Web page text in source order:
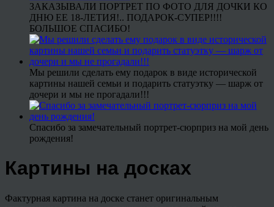
ЗАКАЗЫВАЛИ ПОРТРЕТ ПО ФОТО ДЛЯ ДОЧКИ КО
ДНЮ ЕЕ 18-ЛЕТИЯ!.. ПОДАРОК-СУПЕР!!!!
БОЛЬШОЕ СПАСИБО!
Мы решили сделать ему подарок в виде исторической
картины нашей семьи и подарить статуэтку — шарж от
дочери и мы не прогадали!!!
Спасибо за замечательный портрет-сюрприз на мой день
рождения!
Картины на досках
Фактурная картина на доске станет оригинальным